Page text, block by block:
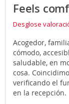
Feels
Desglose
Acogedor,
cómodo,
saludable, en
cosa.
verificando el
en la recepción.